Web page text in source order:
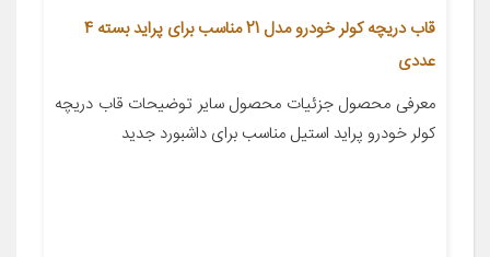
قاب دریچه کولر خودرو مدل 21 مناسب برای پراید بسته 4
عددی
معرفی محصول جزئیات محصول سایر توضیحات قاب دریچه
کولر خودرو پراید استیل مناسب برای داشبورد جدید